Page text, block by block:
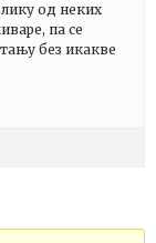
од неких
па се
без икакве